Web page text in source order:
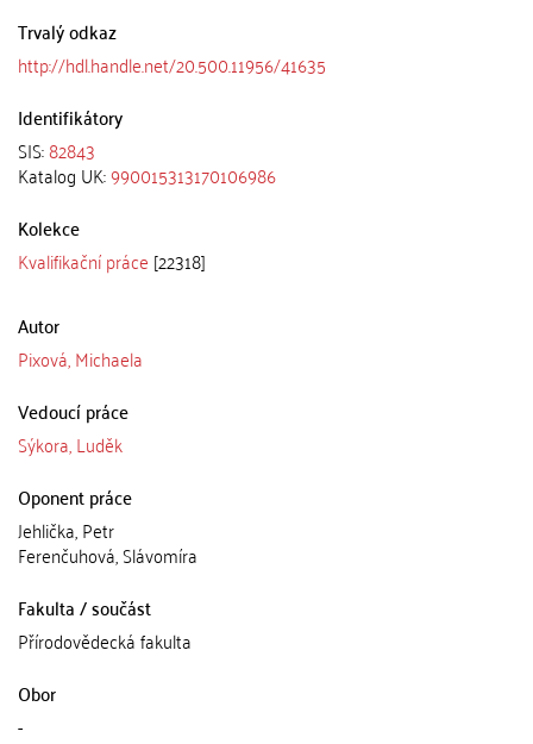
Trvalý odkaz
http://hdl.handle.net/20.500.11956/41635
Identifikátory
SIS:82843
Katalog UK:990015313170106986
Kolekce
Kvalifikační práce [22318]
Autor
Pixová, Michaela
Vedoucí práce
Sýkora, Luděk
Oponent práce
Jehlička, Petr
Ferenčuhová, Slávomíra
Fakulta / součást
Přírodovědecká fakulta
Obor
-